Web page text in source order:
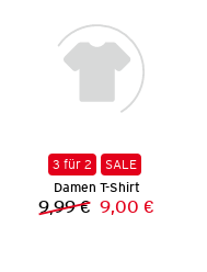
3 für 2
SALE
Damen T-Shirt
Vorheriger
9,99 € Neuer Preis:
9,00 €